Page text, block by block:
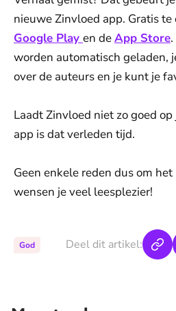
nieuwe Zinvloed app. Gratis
Google Play en deApp Store
worden automatisch geladen,
over de auteurs en je kunt je
Laadt Zinvloed niet zo goed
app is dat verleden tijd.
Geen enkele reden dus om
wensen je veel leesplezier!
God Deel dit artikel: